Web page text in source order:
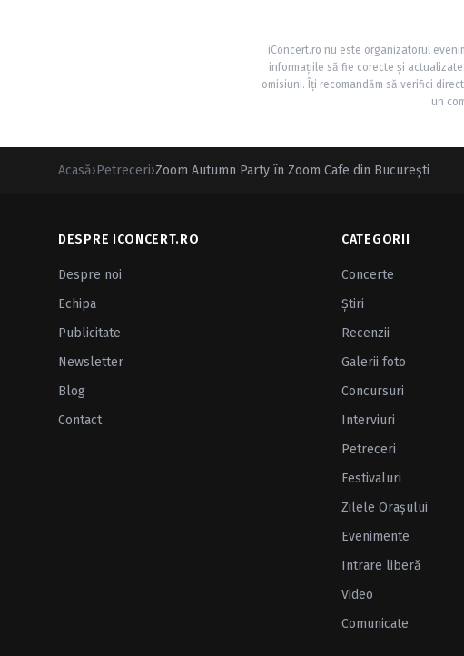
iConcert.ro nu este organizatorul
informațiile să fie corecte și
omisiuni. Îți recomandăm să verifici
un
Acasă›Petreceri›Zoom Autumn Party în Zoom Cafe din Bucureşti
DESPRE ICONCERT.RO
Despre noi
Echipa
Publicitate
Newsletter
Blog
Contact
CATEGORII
Concerte
Ştiri
Recenzii
Galerii foto
Concursuri
Interviuri
Petreceri
Festivaluri
Zilele Oraşului
Evenimente
Intrare liberă
Video
Comunicate